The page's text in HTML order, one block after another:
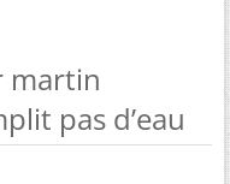
martin
pas d’eau